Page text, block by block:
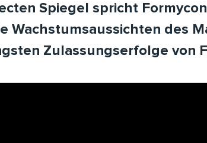
Spiegel spricht
Wachstumsaussichten des
Zulassungserfolge von